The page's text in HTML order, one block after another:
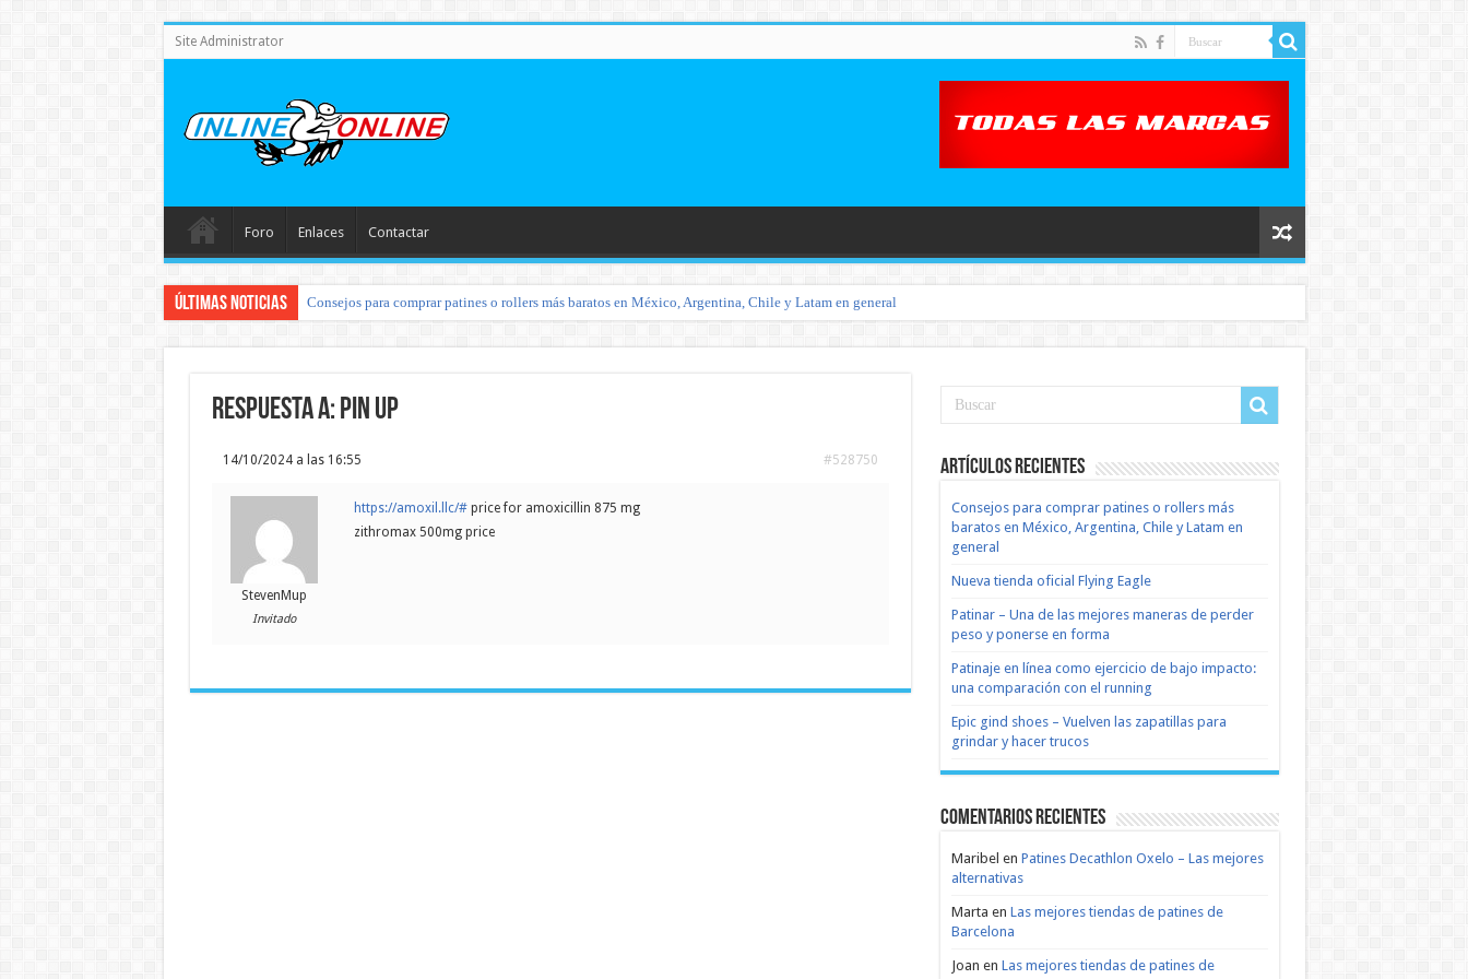
Site Administrator
Foro Enlaces Contactar
Últimas noticias Consejos para comprar patines o rollers más baratos en México, Argentina, Chile y Latam en general
Respuesta a: pin up
14/10/2024 a las 16:55 #528750
StevenMup
Invitado
https://amoxil.llc/#price for amoxicillin 875 mg
zithromax 500mg price
Artículos recientes
Consejos para comprar patines o rollers más
baratos en México, Argentina, Chile y Latam en
general
Nueva tienda oficial Flying Eagle
Patinar – Una de las mejores maneras de perder
peso y ponerse en forma
Patinaje en línea como ejercicio de bajo impacto:
una comparación con el running
Epic gind shoes – Vuelven las zapatillas para
grindar y hacer trucos
Comentarios recientes
Maribel en Patines Decathlon Oxelo – Las mejores
alternativas
Marta en Las mejores tiendas de patines de
Barcelona
Joan en Las mejores tiendas de patines de